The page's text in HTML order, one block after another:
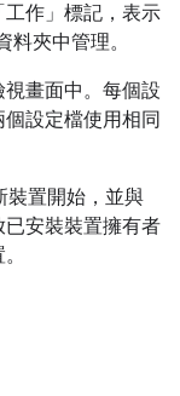
作」標記，表示
夾中管理。
畫面中。每個設
設定檔使用相同
裝置開始，並與
安裝裝置擁有者